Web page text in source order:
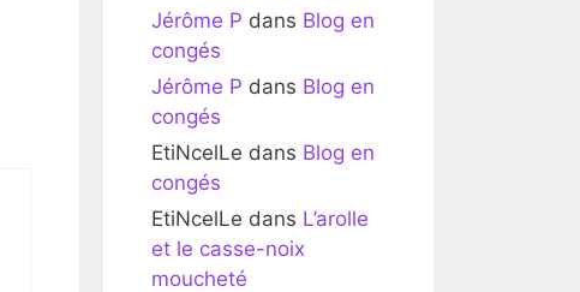
Jérôme P dans Blog en
congés
Jérôme P dans Blog en
congés
EtiNcelLe dans Blog en
congés
EtiNcelLe dans L’arolle
et le casse-noix
moucheté